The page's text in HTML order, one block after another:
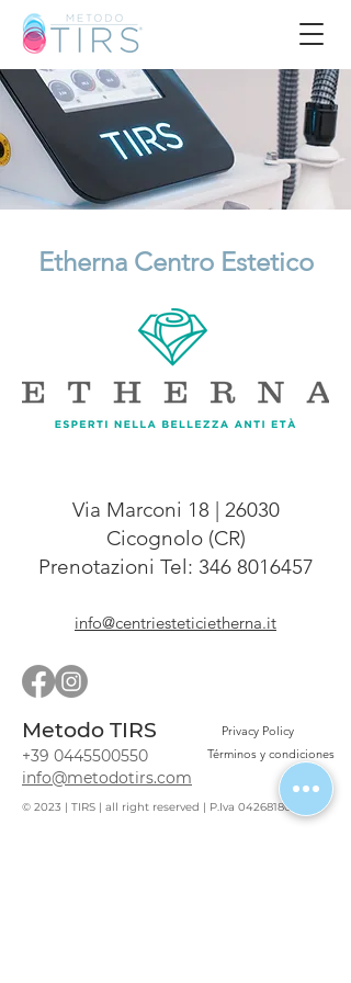
Etherna Centro Estetico
Via Marconi 18 | 26030
Cicognolo (CR)
Prenotazioni Tel: 346 8016457
info@centriesteticietherna.it
Metodo TIRS
+39 0445500550
info@metodotirs.com
Privacy Policy
Términos y condiciones
© 2023 | TIRS | all right reserved | P.Iva 04268180249